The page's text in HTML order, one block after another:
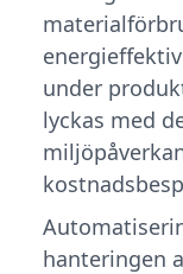
under
lyckas med
hanteringen